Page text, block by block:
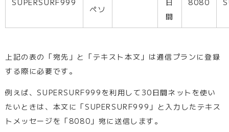
ペソ
間
上記の表の「宛先」と「テキスト本文」は通信プランに登録
する際に必要です。
例えば、SUPERSURF999を利用して30日間ネットを使い
たいときは、本文に「SUPERSURF999」と入力したテキス
トメッセージを「8080」宛に送信します。